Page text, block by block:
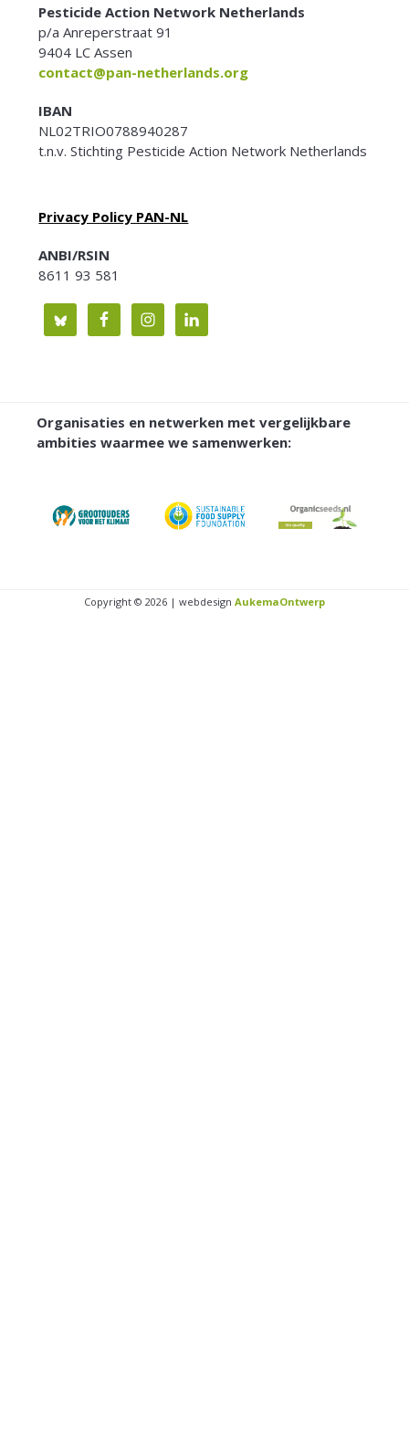
FOOTERPesticide Action Network Netherlands
p/a Anreperstraat 91
9404 LC Assen
contact@pan-netherlands.org
IBAN
NL02TRIO0788940287
t.n.v. Stichting Pesticide Action Network Netherlands
Privacy Policy PAN-NL
ANBI/RSIN
8611 93 581
Organisaties en netwerken met vergelijkbare
ambities waarmee we samenwerken:
Copyright © 2026 | webdesign AukemaOntwerp